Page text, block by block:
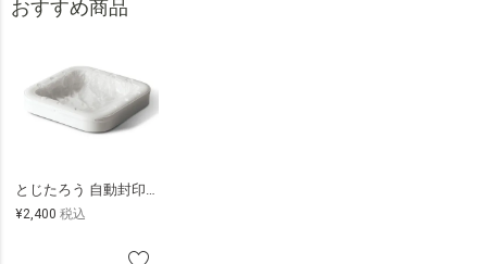
おすすめ商品
¥2,400 税込